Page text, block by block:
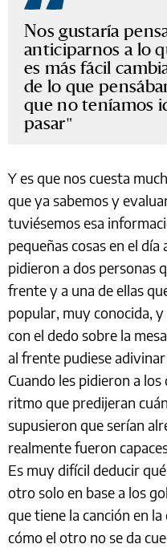
Nos gustaría
anticiparnos a lo
es más fácil
de lo que
que no teníamos
pasar
Y es que nos cuesta
que ya sabemos y
tuviésemos esa
pequeñas cosas en el día
pidieron a dos personas
frente y a una de ellas
popular, muy conocida,
con el dedo sobre la
al frente pudiese
Cuando les pidieron a
ritmo que predijeran
supusieron que serían
realmente fueron
Es muy difícil deducir
otro solo en base a los
que tiene la canción en
cómo el otro no se da